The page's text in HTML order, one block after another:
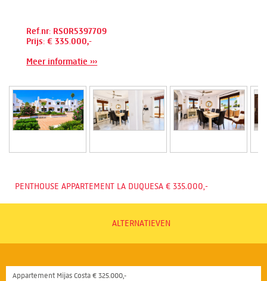
Ref.nr: RSOR5397709
Prijs: € 335.000,-
Meer informatie ›››
PENTHOUSE APPARTEMENT LA DUQUESA € 335.000,-
ALTERNATIEVEN
Appartement Mijas Costa € 325.000,-